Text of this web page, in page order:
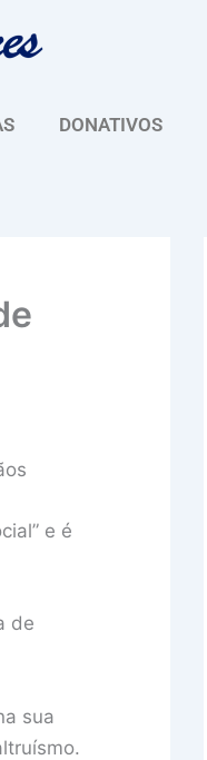
DONATIVOS
e é
de
sua